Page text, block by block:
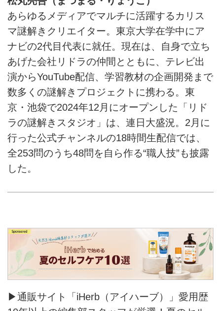
あらゆるメディアでマルチに活躍するカリス
マ謎解きクリエイター。東京大学在学中にア
ナビの2代目代表に就任。現在は、自身で立ち
あげた会社リドラの仲間とともに、テレビ出
演からYouTube配信、学習教材の企画開発まで
数多くの謎解きプロジェクトに携わる。東
京・池袋で2024年12月にオープンした「リド
ラの謎解きスタジオ」は、連日大盛況。2月に
行った公式チャンネルの18時間生配信では、
全253問のうち48問を自ら作る“職人技”も披露
した。
▶通販サイト「iHerb（アイハーブ）」愛用歴